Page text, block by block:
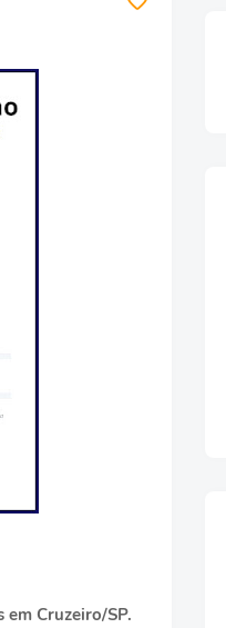
Cruzeiro/SP.